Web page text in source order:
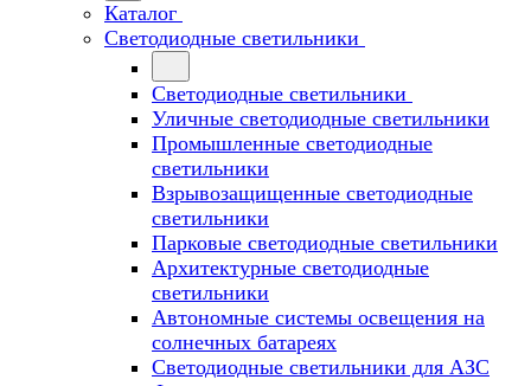
Каталог
Светодиодные светильники
Светодиодные светильники
Уличные светодиодные светильники
Промышленные светодиодные
светильники
Взрывозащищенные светодиодные
светильники
Парковые светодиодные светильники
Архитектурные светодиодные
светильники
Автономные системы освещения на
солнечных батареях
Светодиодные светильники для АЗС